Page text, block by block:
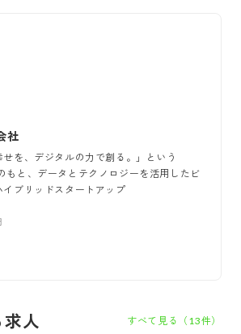
社
せを、デジタルの力で創る。」という
もと、データとテクノロジーを活用したビ
ブリッドスタートアップ
人 すべて見る（ 13件）